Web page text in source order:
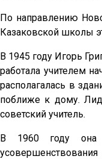
По направлению
Казаковской школы
В 1945 году Игорь
работала учителем
располагалась в
поближе к дому.
советский учитель.
В 1960 году она